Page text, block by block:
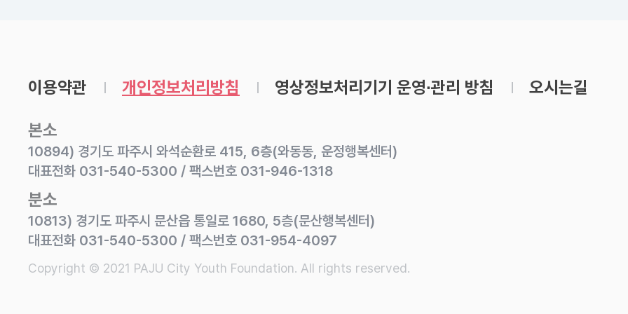
유스라이브러리
이용약관 개인정보처리방침 영상정보처리기기 운영∙관리 방침 오시는길
본소
10894) 경기도 파주시 와석순환로 415, 6층(와동동, 운정행복센터)
대표전화 031-540-5300 / 팩스번호 031-946-1318
분소
10813) 경기도 파주시 문산읍 통일로 1680, 5층(문산행복센터)
대표전화 031-540-5300 / 팩스번호 031-954-4097
Copyright © 2021 PAJU City Youth Foundation. All rights reserved.